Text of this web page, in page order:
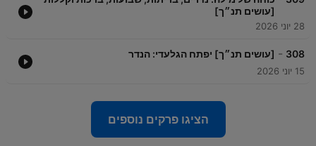
[עושים תנ״ך]
28 יוני 2026
308
- [עושים תנ״ך] יפתח הגלעדי: הנדר
15 יוני 2026
הציגו פרקים נוספים